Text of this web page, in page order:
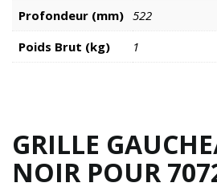
Profondeur (mm) 522
Poids Brut (kg)
1
GRILLE
NOIR POUR